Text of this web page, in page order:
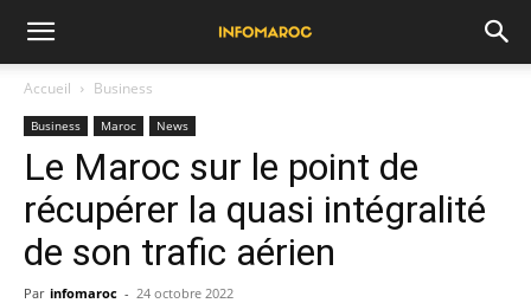
Accueil Business
Business Maroc News
Le Maroc sur le point de
récupérer la quasi intégralité
de son trafic aérien
Par infomaroc - 24 octobre 2022